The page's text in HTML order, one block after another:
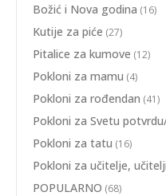
Božić i Nova godina (16)
Kutije za piće (27)
Pitalice za kumove (12)
Pokloni za mamu (4)
Pokloni za rođendan (41)
Pokloni za Svetu
Pokloni za tatu (16)
Pokloni za učitelje,
POPULARNO (68)